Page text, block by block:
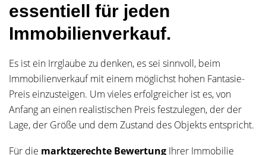
essentiell für jeden
Immobilienverkauf.
Es ist ein Irrglaube zu denken, es sei sinnvoll, beim
Immobilienverkauf mit einem möglichst hohen Fantasie-
Preis einzusteigen. Um vieles erfolgreicher ist es, von
Anfang an einen realistischen Preis festzulegen, der der
Lage, der Größe und dem Zustand des Objekts entspricht.
Für die marktgerechte Bewertung Ihrer Immobilie